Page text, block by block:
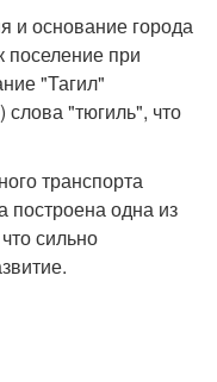
и основание города
поселение при
"Тагил"
слова "тюгиль", что
транспорта
одна из
сильно